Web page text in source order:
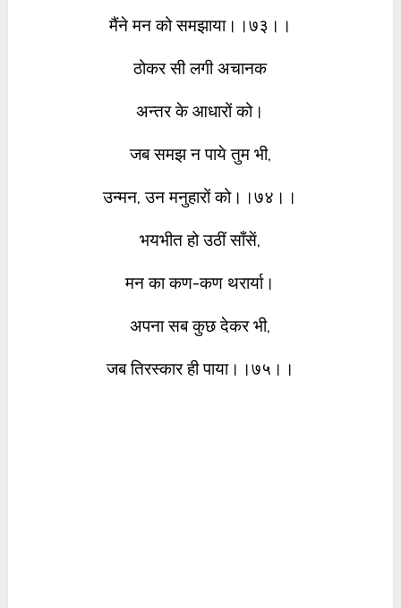
मैंने मन को समझाया।।७३।।
ठोकर सी लगी अचानक
अन्तर के आधारों को।
जब समझ न पाये तुम भी,
उन्मन, उन मनुहारों को।।७४।।
भयभीत हो उठीं साँसें,
मन का कण-कण थरार्या।
अपना सब कुछ देकर भी,
जब तिरस्कार ही पाया।।७५।।